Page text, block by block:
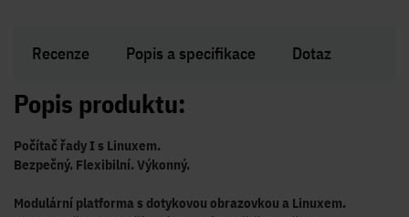
Recenze Popis a specifikace Dotaz
Popis produktu:
Počítač řady I s Linuxem.
Bezpečný. Flexibilní. Výkonný.
Modulární platforma s dotykovou obrazovkou a Linuxem.